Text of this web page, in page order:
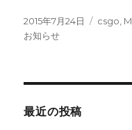
投
稿
2015年7月24日
カ
csgo
お知らせ
最近の投稿